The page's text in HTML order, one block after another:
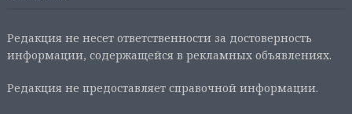
Редакция не несет ответственности за достоверность
информации, содержащейся в рекламных объявлениях.
Редакция не предоставляет справочной информации.